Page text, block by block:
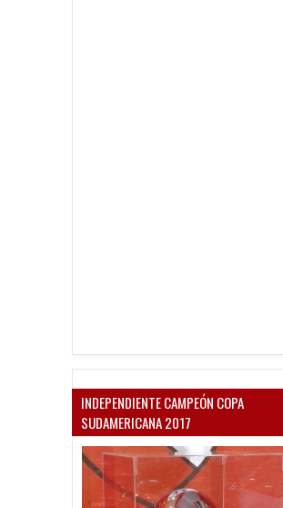
INDEPENDIENTE CAMPEÓN COPA
SUDAMERICANA 2017